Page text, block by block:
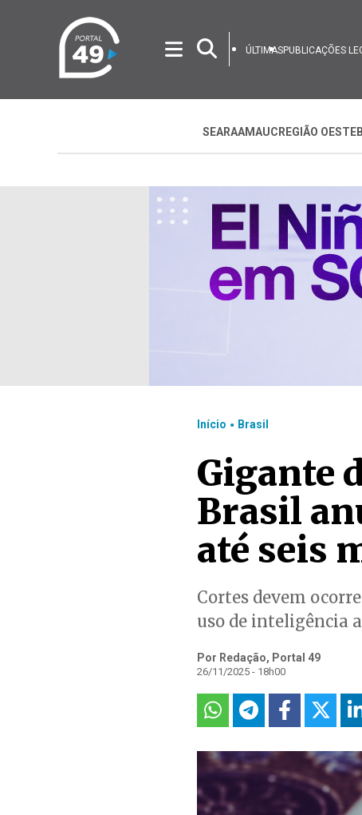
ÚLTIMASPUBLICAÇÕES
SEARAAMAUC REGIÃO OESTE
Início . Brasil
Gigante
Brasil
até seis
Cortes devem
uso de inteligência
Por Redação, Portal 49
26/11/2025 - 18h00